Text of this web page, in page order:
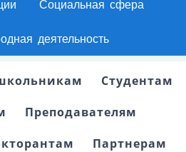
Социальная сфера
деятельность
Студентам
Преподавателям
Партнерам